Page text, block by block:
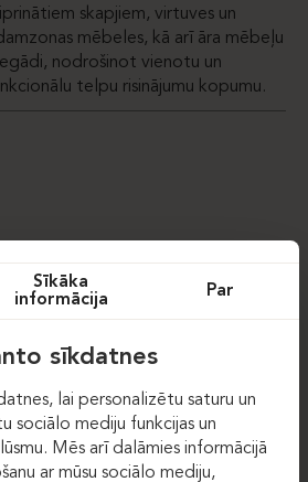
skapjiem, virtuves un
mēbeles, kā arī āra mēbeļu
nodrošinot vienotu un
telpu risinājumu kopumu.
Sīkāka
informācija
Par
sīkdatnes
lai personalizētu saturu un
sociālo mediju funkcijas un
Mēs arī dalāmies informācijā
ar mūsu sociālo mediju,